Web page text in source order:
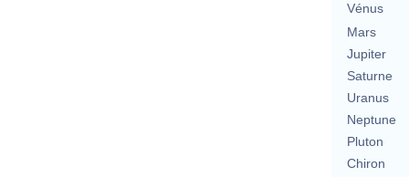
Vénus
Mars
Jupiter
Saturne
Uranus
Neptune
Pluton
Chiron